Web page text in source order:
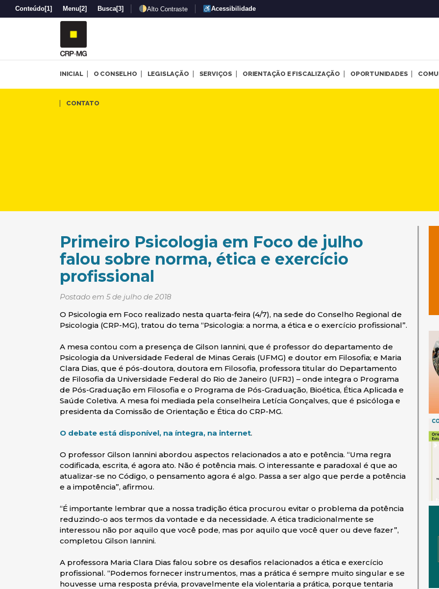
Conteúdo[1] Menu [2] Busca[3] Alto Contraste Acessibilidade
INICIAL O CONSELHO LEGISLAÇÃO SERVIÇOS ORIENTAÇÃO E FISCALIZAÇÃO OPORTUNIDADES
CONTATO
Primeiro Psicologia em Foco de julho falou sobre
Primeiro Psicologia em Foco de julho
falou sobre norma, ética e exercício
profissional
Postado em 5 de julho de 2018
O Psicologia em Foco realizado nesta quarta-feira (4/7), na sede do Conselho Regional de
Psicologia (CRP-MG), tratou do tema “Psicologia: a norma, a ética e o exercício profissional”.
A mesa contou com a presença de Gilson Iannini, que é professor do departamento de
Psicologia da Universidade Federal de Minas Gerais (UFMG) e doutor em Filosofia; e Maria
Clara Dias, que é pós-doutora, doutora em Filosofia, professora titular do Departamento
de Filosofia da Universidade Federal do Rio de Janeiro (UFRJ) – onde integra o Programa
de Pós-Graduação em Filosofia e o Programa de Pós-Graduação, Bioética, Ética Aplicada e
Saúde Coletiva. A mesa foi mediada pela conselheira Letícia Gonçalves, que é psicóloga e
presidenta da Comissão de Orientação e Ética do CRP-MG.
O debate está disponível, na íntegra, na internet(abre em nova janela)
.
O professor Gilson Iannini abordou aspectos relacionados a ato e potência. “Uma regra
codificada, escrita, é agora ato. Não é potência mais. O interessante e paradoxal é que ao
atualizar-se no Código, o pensamento agora é algo. Passa a ser algo que perde a potência
e a impotência”, afirmou.
“É importante lembrar que a nossa tradição ética procurou evitar o problema da potência
reduzindo-o aos termos da vontade e da necessidade. A ética tradicionalmente se
interessou não por aquilo que você pode, mas por aquilo que você quer ou deve fazer”,
completou Gilson Iannini.
A professora Maria Clara Dias falou sobre os desafios relacionados a ética e exercício
profissional. “Podemos fornecer instrumentos, mas a prática é sempre muito singular e se
houvesse uma resposta prévia, provavelmente ela violentaria a prática, porque tentaria